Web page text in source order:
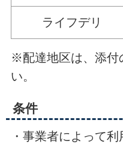
ライフデリ
※配達地区は、添付
い。
条件
・事業者によって